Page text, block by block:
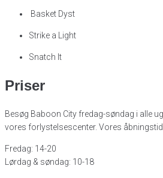
Basket Dyst
Strike a Light
Snatch It
Priser
Besøg Baboon City fredag-søndag i alle
vores forlystelsescenter. Vores
Fredag: 14-20
Lørdag & søndag: 10-18